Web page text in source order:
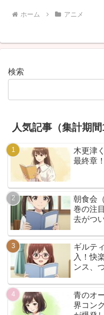
ホーム アニメ
検索
人気記事（集計期間
木更津
最終章
朝食会
巻の注
去がつ
ギルテ
入！快
ンス、
青のオ
界コン